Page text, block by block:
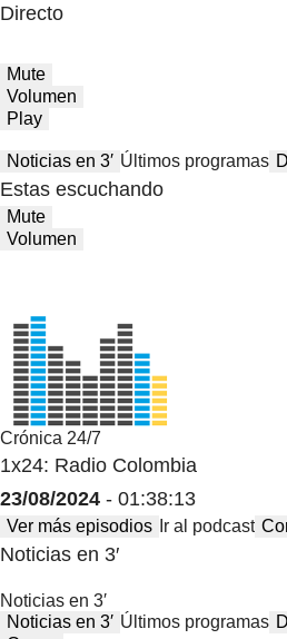
Directo
Mute
Volumen
Play
Noticias en 3′ Últimos programas
Estas escuchando
Mute
Volumen
Crónica 24/7
1x24: Radio Colombia
23/08/2024 - 01:38:13
Ver más episodios Ir al podcast
Noticias en 3′
Noticias en 3′
Noticias en 3′ Últimos programas